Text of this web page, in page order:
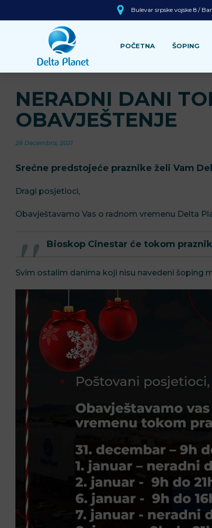
Bulevar srpske vojske 8 /
POČETNA ŠOPING
NERADNI DANI
OBAVJEŠTENJE
28 Decembra, 2021
Srećne predstojeće praznike želi Vam
Dragi posjetioci,
Obavještavamo Vas o radnom vremenu Delta
Bioskop Cinestar će tokom
Svim ostalim danima koji nisu navedeni šoping